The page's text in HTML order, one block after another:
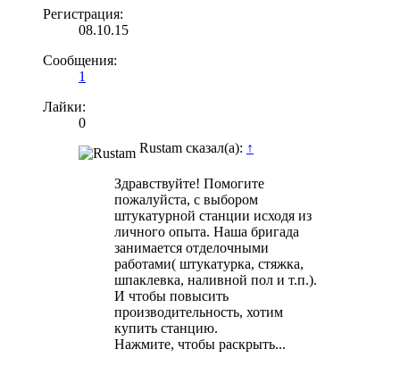
Регистрация:
08.10.15
Сообщения:
1
Лайки:
0
Rustam сказал(а): ↑
Здравствуйте! Помогите
пожалуйста, с выбором
штукатурной станции исходя из
личного опыта. Наша бригада
занимается отделочными
работами( штукатурка, стяжка,
шпаклевка, наливной пол и т.п.).
И чтобы повысить
производительность, хотим
купить станцию.
Нажмите, чтобы раскрыть...